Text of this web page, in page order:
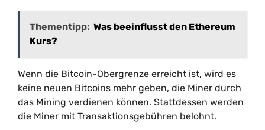
Thementipp: Was beeinflusst den Ethereum
Kurs?
Wenn die Bitcoin-Obergrenze erreicht ist, wird es
keine neuen Bitcoins mehr geben, die Miner durch
das Mining verdienen können. Stattdessen werden
die Miner mit Transaktionsgebühren belohnt.